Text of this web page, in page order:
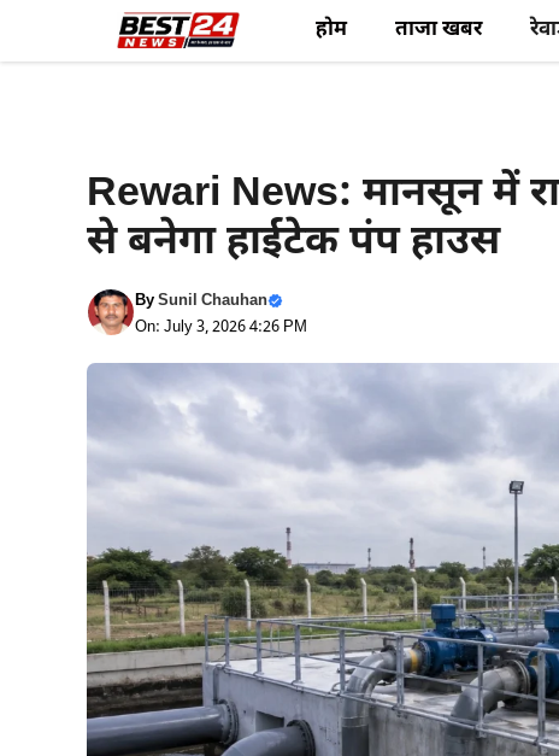
होम ताजा खबर
Rewari News: मानसून में
से बनेगा हाईटेक पंप हाउस
BySunil Chauhan
On: July 3, 2026 4:26 PM